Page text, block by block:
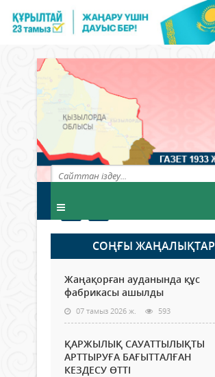
СОҢҒЫ ЖАҢАЛЫҚТАР
Жаңақорған ауданында құс
фабрикасы ашылды
07 тамыз 2026 ж. 593
ҚАРЖЫЛЫҚ САУАТТЫЛЫҚТЫ
АРТТЫРУҒА БАҒЫТТАЛҒАН
КЕЗДЕСУ ӨТТІ